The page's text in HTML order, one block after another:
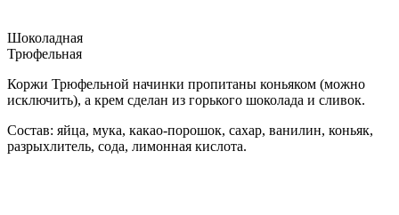
Шоколадная
Трюфельная
Коржи Трюфельной начинки пропитаны коньяком (можно
исключить), а крем сделан из горького шоколада и сливок.
Состав: яйца, мука, какао-порошок, сахар, ванилин, коньяк,
разрыхлитель, сода, лимонная кислота.